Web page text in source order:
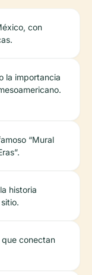
con
la importancia
“Mural
historia
conectan